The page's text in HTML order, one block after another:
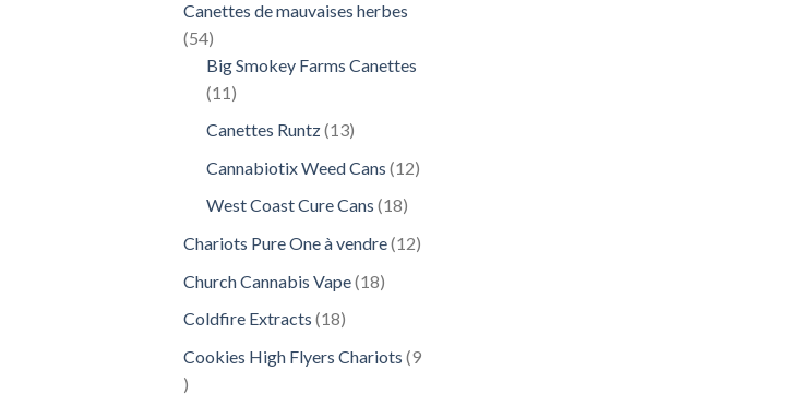
Canettes de mauvaises herbes
5454
produits
Big Smokey Farms Canettes
11 11
Canettes Runtz 1313
Cannabiotix Weed Cans 1212
West Coast Cure Cans 1818
Chariots Pure One à vendre 1212
Church Cannabis Vape 1818
Coldfire Extracts 1818
Cookies High Flyers Chariots 9
9